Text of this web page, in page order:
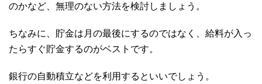
のかなど、無理のない方法を検討しましょう。
ちなみに、貯金は月の最後にするのではなく、給料が入っ
たらすぐ貯金するのがベストです。
銀行の自動積立などを利用するといいでしょう。